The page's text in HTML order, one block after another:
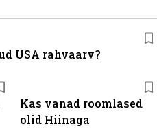
Kas vanad roomlased
olid Hiinaga
USA rahvaarv?